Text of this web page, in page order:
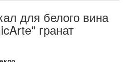
для белого вина
гранат